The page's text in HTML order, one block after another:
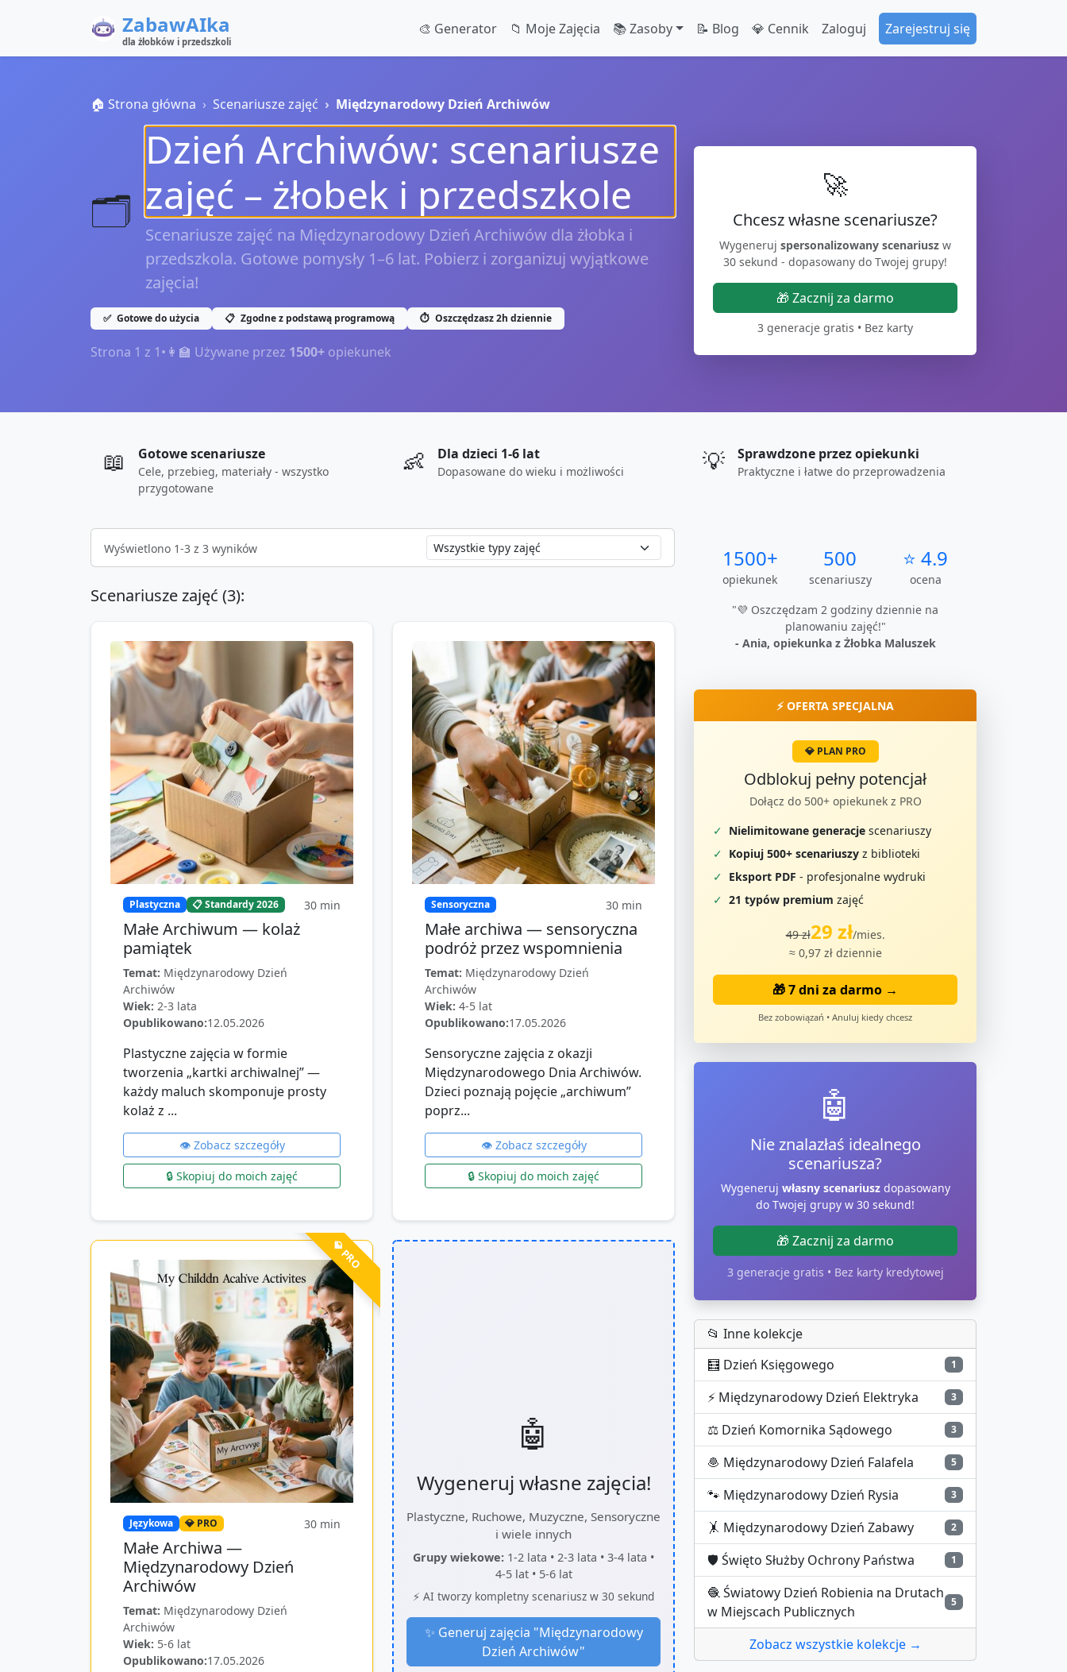
ZabawAIka
dla żłobków i przedszkoli
🎨 Generator 📁 Moje Zajęcia 📚 Zasoby 📝 Blog 💎 Cennik Zaloguj Zarejestruj się
🏠 Strona główna Scenariusze zajęć Międzynarodowy Dzień Archiwów
🗂️
Dzień Archiwów: scenariusze
zajęć – żłobek i przedszkole
Scenariusze zajęć na Międzynarodowy Dzień Archiwów dla żłobka i
przedszkola. Gotowe pomysły 1–6 lat. Pobierz i zorganizuj wyjątkowe
zajęcia!
✅ Gotowe do użycia 📋 Zgodne z podstawą programową ⏱️ Oszczędzasz 2h dziennie
Strona 1 z 1• 👩‍🏫 Używane przez 1500+ opiekunek
🚀
Chcesz własne scenariusze?
Wygeneruj spersonalizowany scenariusz w
30 sekund - dopasowany do Twojej grupy!
🎁 Zacznij za darmo
3 generacje gratis • Bez karty
📖 Gotowe scenariusze
Cele, przebieg, materiały - wszystko
przygotowane
👶 Dla dzieci 1-6 lat
Dopasowane do wieku i możliwości 💡 Sprawdzone przez opiekunki
Praktyczne i łatwe do przeprowadzenia
Wyświetlono 1-3 z 3 wyników
Scenariusze zajęć (3):
Plastyczna 📋 Standardy 2026 30 min
Małe Archiwum — kolaż
pamiątek
Temat: Międzynarodowy Dzień
Archiwów
Wiek: 2-3 lata
Opublikowano:12.05.2026
Plastyczne zajęcia w formie
tworzenia „kartki archiwalnej” —
każdy maluch skomponuje prosty
kolaż z ...
👁️ Zobacz szczegóły
🔒 Skopiuj do moich zajęć
Sensoryczna 30 min
Małe archiwa — sensoryczna
podróż przez wspomnienia
Temat: Międzynarodowy Dzień
Archiwów
Wiek: 4-5 lat
Opublikowano:17.05.2026
Sensoryczne zajęcia z okazji
Międzynarodowego Dnia Archiwów.
Dzieci poznają pojęcie „archiwum”
poprz...
👁️ Zobacz szczegóły
🔒 Skopiuj do moich zajęć
💎 PRO
Językowa 💎 PRO 30 min
Małe Archiwa —
Międzynarodowy Dzień
Archiwów
Temat: Międzynarodowy Dzień
Archiwów
Wiek: 5-6 lat
Opublikowano:17.05.2026
🤖
Wygeneruj własne zajęcia!
Plastyczne, Ruchowe, Muzyczne, Sensoryczne
i wiele innych
Grupy wiekowe: 1-2 lata • 2-3 lata • 3-4 lata •
4-5 lat • 5-6 lat
⚡ AI tworzy kompletny scenariusz w 30 sekund
✨ Generuj zajęcia "Międzynarodowy
Dzień Archiwów"
1500+
opiekunek
500
scenariuszy
⭐ 4.9
ocena
"💜 Oszczędzam 2 godziny dziennie na
planowaniu zajęć!"
- Ania, opiekunka z Żłobka Maluszek
⚡ OFERTA SPECJALNA
💎 PLAN PRO
Odblokuj pełny potencjał
Dołącz do 500+ opiekunek z PRO
✓ Nielimitowane generacje scenariuszy
✓ Kopiuj 500+ scenariuszy z biblioteki
✓ Eksport PDF - profesjonalne wydruki
✓ 21 typów premium zajęć
49 zł29 zł/mies.
≈ 0,97 zł dziennie
🎁 7 dni za darmo →
Bez zobowiązań • Anuluj kiedy chcesz
🤖
Nie znalazłaś idealnego
scenariusza?
Wygeneruj własny scenariuszdopasowany
do Twojej grupy w 30 sekund!
🎁 Zacznij za darmo
3 generacje gratis • Bez karty kredytowej
📂 Inne kolekcje
🧮 Dzień Księgowego 1
⚡ Międzynarodowy Dzień Elektryka 3
⚖️ Dzień Komornika Sądowego 3
🧆 Międzynarodowy Dzień Falafela 5
🐾 Międzynarodowy Dzień Rysia 3
🤸 Międzynarodowy Dzień Zabawy 2
🛡️ Święto Służby Ochrony Państwa 1
🧶Światowy Dzień Robienia na Drutach
w Miejscach Publicznych
5
Zobacz wszystkie kolekcje →